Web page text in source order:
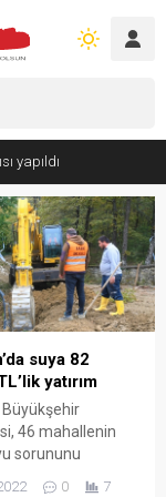
yapıldı
suya 82
yatırım
46 mahallenin
sorununu
çalışmalarını
0 7